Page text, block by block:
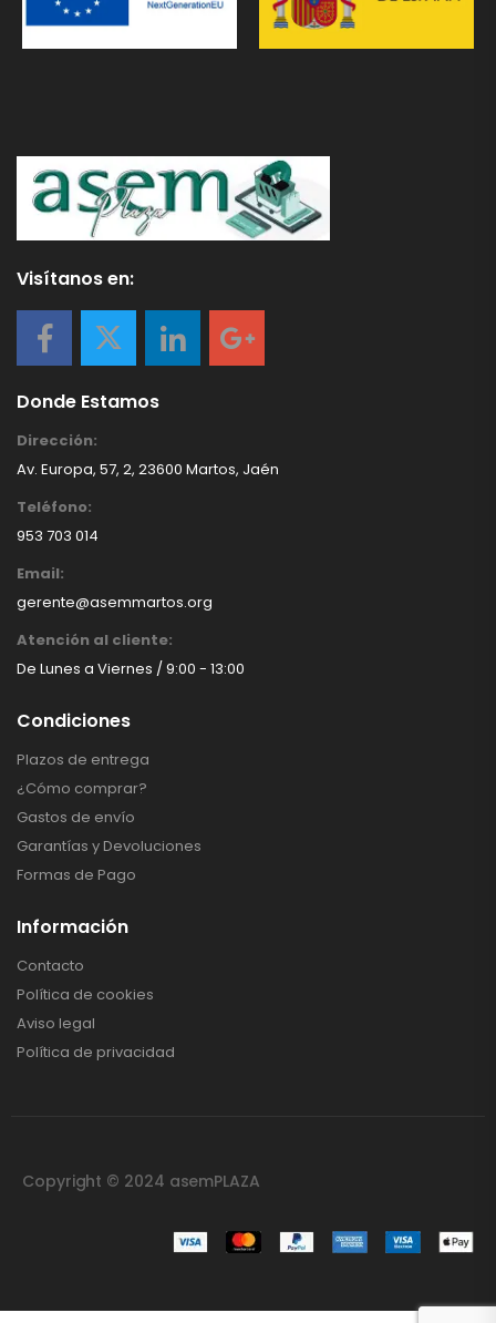
Visítanos en:
Donde Estamos
Teléfono:
953 703 014
Email:
gerente@asemmartos.org
Dirección:
Av. Europa, 57, 2, 23600 Martos, Jaén
Atención al cliente:
De Lunes a Viernes / 9:00 - 13:00
Condiciones
Plazos de entrega
¿Cómo comprar?
Gastos de envío
Garantías y Devoluciones
Formas de Pago
Información
Contacto
Política de cookies
Aviso legal
Política de privacidad
Copyright © 2024 asemPLAZA